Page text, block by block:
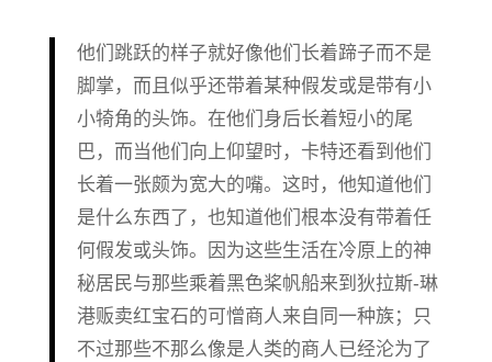
他们跳跃的样子就好像他们长着蹄子而不是
脚掌，而且似乎还带着某种假发或是带有小
小犄角的头饰。在他们身后长着短小的尾
巴，而当他们向上仰望时，卡特还看到他们
长着一张颇为宽大的嘴。这时，他知道他们
是什么东西了，也知道他们根本没有带着任
何假发或头饰。因为这些生活在冷原上的神
秘居民与那些乘着黑色桨帆船来到狄拉斯-琳
港贩卖红宝石的可憎商人来自同一种族；只
不过那些不那么像是人类的商人已经沦为了